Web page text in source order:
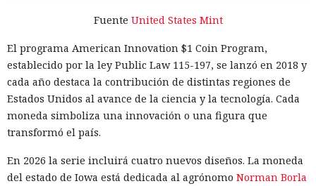
Fuente United States Mint
El programa American Innovation $1 Coin Program,
establecido por la ley Public Law 115-197, se lanzó en 2018 y
cada año destaca la contribución de distintas regiones de
Estados Unidos al avance de la ciencia y la tecnología. Cada
moneda simboliza una innovación o una figura que
transformó el país.
En 2026 la serie incluirá cuatro nuevos diseños. La moneda
del estado de Iowa está dedicada al agrónomo Norman Borla